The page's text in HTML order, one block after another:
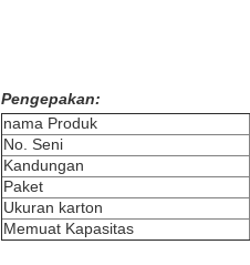
Pengepakan:
nama Produk
No. Seni
Kandungan
Paket
Ukuran karton
Memuat Kapasitas